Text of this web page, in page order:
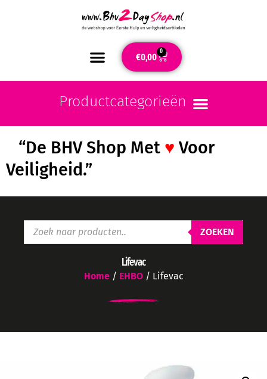
€0,00 0
“De BHV Shop Met ♥ Voor
Veiligheid.”
ZOEKEN
Lifevac
Home/ EHBO/ Lifevac